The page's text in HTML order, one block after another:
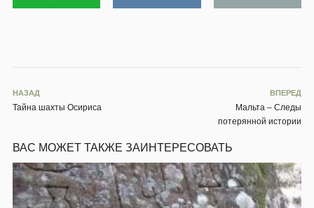
НАЗАД
Тайна шахты Осириса
ВПЕРЕД
Мальта – Следы
потерянной истории
ВАС МОЖЕТ ТАКЖЕ ЗАИНТЕРЕСОВАТЬ